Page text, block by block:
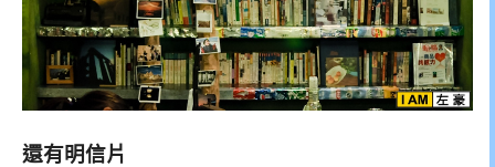
還有明信片